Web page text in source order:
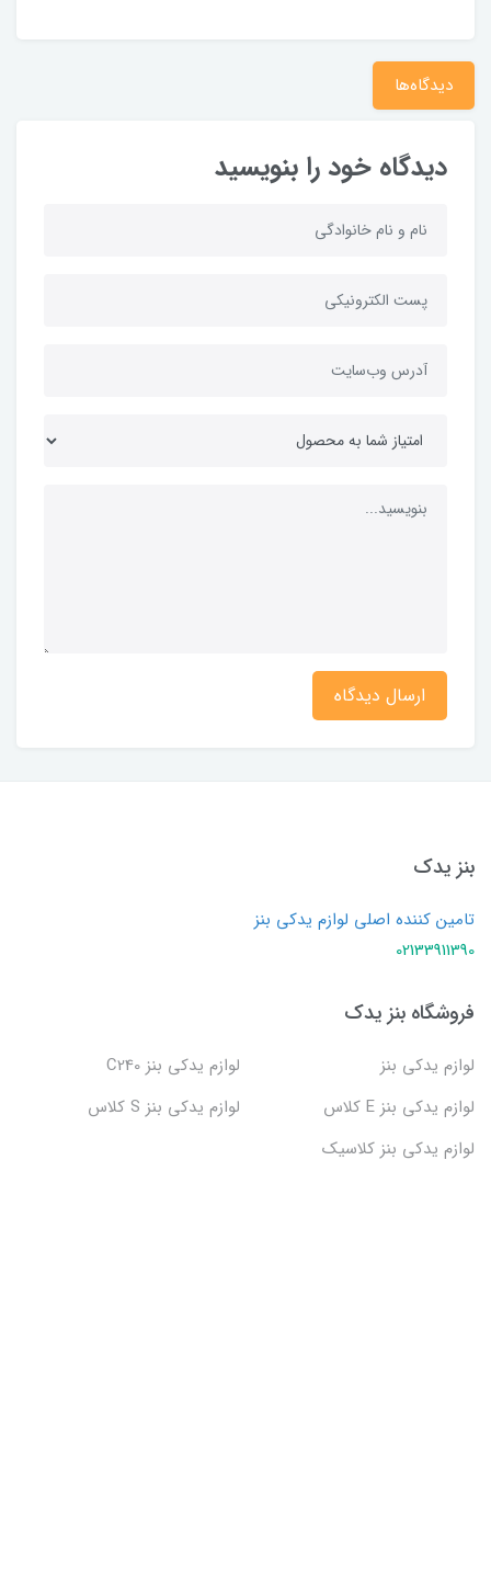
دیدگاه‌ها
دیدگاه خود را بنویسید
ارسال دیدگاه
بنز یدک
تامین کننده اصلی لوازم یدکی بنز
02133911390
فروشگاه بنز یدک
لوازم یدکی بنز
لوازم یدکی بنز C240
لوازم یدکی بنز E کلاس
لوازم یدکی بنز S کلاس
لوازم یدکی بنز کلاسیک